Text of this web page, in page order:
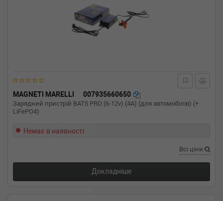
MAGNETI MARELLI 007935660650
Зарядний пристрій BAT5 PRO (6-12v) (4A) (для автомобілів) (+
LiFePO4)
Немає в наявності
Всі ціни
Докладніше